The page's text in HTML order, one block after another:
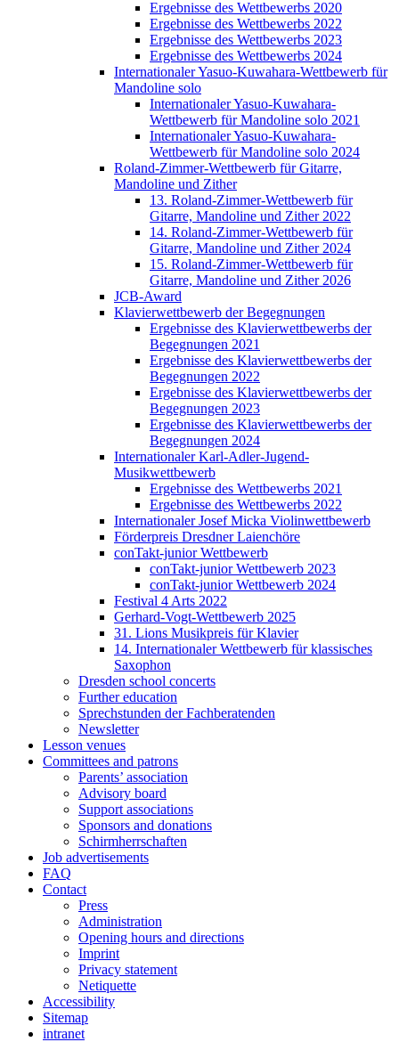
Ergebnisse des Wettbewerbs 2020
Ergebnisse des Wettbewerbs 2022
Ergebnisse des Wettbewerbs 2023
Ergebnisse des Wettbewerbs 2024
Internationaler Yasuo-Kuwahara-Wettbewerb für
Mandoline solo
Internationaler Yasuo-Kuwahara-
Wettbewerb für Mandoline solo 2021
Internationaler Yasuo-Kuwahara-
Wettbewerb für Mandoline solo 2024
Roland-Zimmer-Wettbewerb für Gitarre,
Mandoline und Zither
13. Roland-Zimmer-Wettbewerb für
Gitarre, Mandoline und Zither 2022
14. Roland-Zimmer-Wettbewerb für
Gitarre, Mandoline und Zither 2024
15. Roland-Zimmer-Wettbewerb für
Gitarre, Mandoline und Zither 2026
JCB-Award
Klavierwettbewerb der Begegnungen
Ergebnisse des Klavierwettbewerbs der
Begegnungen 2021
Ergebnisse des Klavierwettbewerbs der
Begegnungen 2022
Ergebnisse des Klavierwettbewerbs der
Begegnungen 2023
Ergebnisse des Klavierwettbewerbs der
Begegnungen 2024
Internationaler Karl-Adler-Jugend-
Musikwettbewerb
Ergebnisse des Wettbewerbs 2021
Ergebnisse des Wettbewerbs 2022
Internationaler Josef Micka Violinwettbewerb
Förderpreis Dresdner Laienchöre
conTakt-junior Wettbewerb
conTakt-junior Wettbewerb 2023
conTakt-junior Wettbewerb 2024
Festival 4 Arts 2022
Gerhard-Vogt-Wettbewerb 2025
31. Lions Musikpreis für Klavier
14. Internationaler Wettbewerb für klassisches
Saxophon
Dresden school concerts
Further education
Sprechstunden der Fachberatenden
Newsletter
Lesson venues
Committees and patrons
Parents’ association
Advisory board
Support associations
Sponsors and donations
Schirmherrschaften
Job advertisements
FAQ
Contact
Press
Administration
Opening hours and directions
Imprint
Privacy statement
Netiquette
Accessibility
Sitemap
intranet